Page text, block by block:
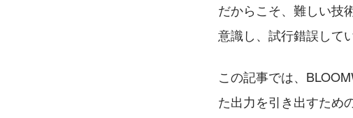
だからこそ、難しい技
意識し、試行錯誤して
この記事では、
た出力を引き出すため